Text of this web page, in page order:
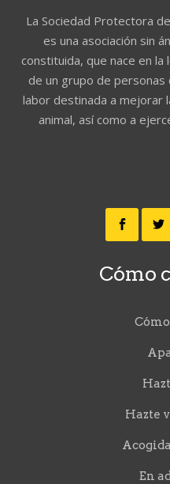
La Sociedad Protectora
es una asociación sin
constituida, que nace en la
de un grupo de
labor destinada a mejorar
animal, así como a
Cómo
Hazte
En